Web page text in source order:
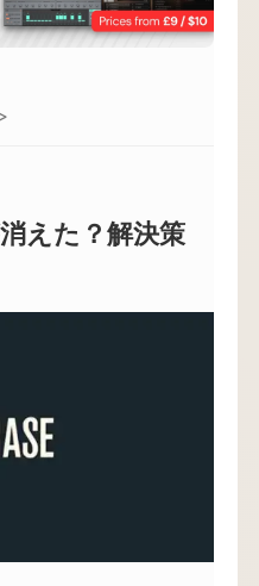
えた？解決策